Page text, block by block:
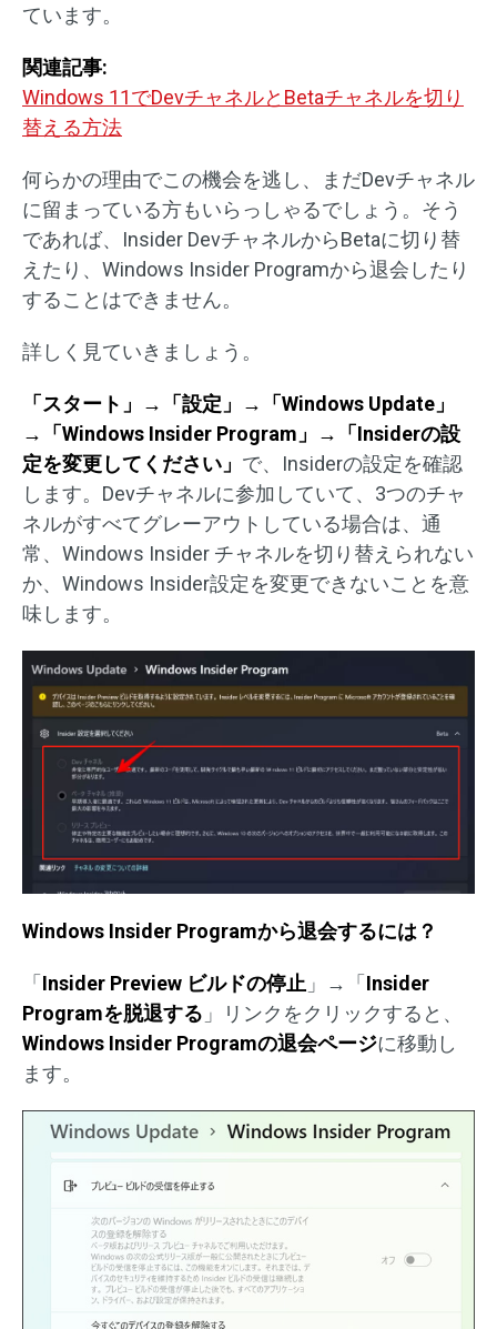
ています。
関連記事:
Windows 11でDevチャネルとBetaチャネルを切り
替える方法
何らかの理由でこの機会を逃し、まだDevチャネル
に留まっている方もいらっしゃるでしょう。そう
であれば、Insider DevチャネルからBetaに切り替
えたり、Windows Insider Programから退会したり
することはできません。
詳しく見ていきましょう。
「スタート」→「設定」→「Windows Update」
→「Windows Insider Program」→「Insiderの設
定を変更してください」 で、Insiderの設定を確認
します。Devチャネルに参加していて、3つのチャ
ネルがすべてグレーアウトしている場合は、通
常、Windows Insider チャネルを切り替えられない
か、Windows Insider設定を変更できないことを意
味します。
Windows Insider Programから退会するには？
「Insider Preview ビルドの停止 」→「Insider
Programを脱退する 」リンクをクリックすると、
Windows Insider Programの退会ページに移動し
ます。